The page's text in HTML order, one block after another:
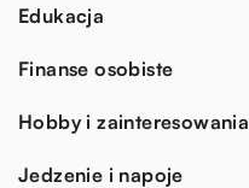
Edukacja
Finanse osobiste
Hobby i zainteresowania
Jedzenie i napoje